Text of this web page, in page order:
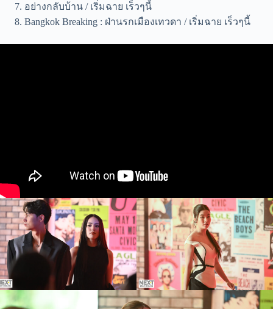
อย่างกลับบ้าน / เริ่มฉาย เร็วๆนี้
Bangkok Breaking : ฝ่านรกเมืองเทวดา / เริ่มฉาย เร็วๆนี้